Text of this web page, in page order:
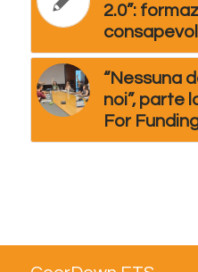
2.0”:
“Nessuna
noi”, parte
For